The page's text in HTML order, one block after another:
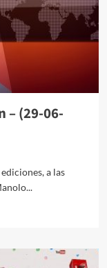
– (29-06-
a las